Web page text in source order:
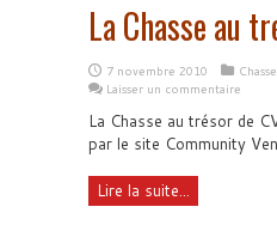
La Chasse au
7 novembre 2010
Laisser un commentaire
La Chasse au trésor de
par le site Community
Lire la suite...